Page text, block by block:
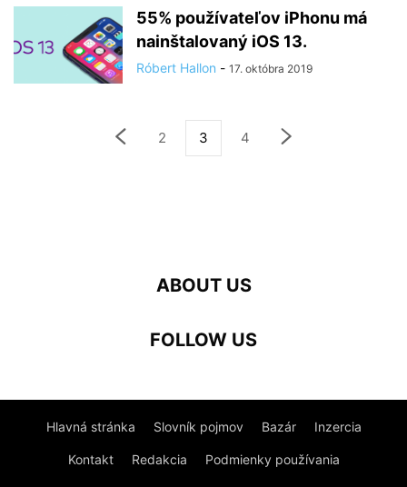
55% používateľov iPhonu má
nainštalovaný iOS 13.
Róbert Hallon - 17. októbra 2019
2 3 4
ABOUT US
FOLLOW US
Hlavná stránka Slovník pojmov Bazár Inzercia
Kontakt Redakcia Podmienky používania